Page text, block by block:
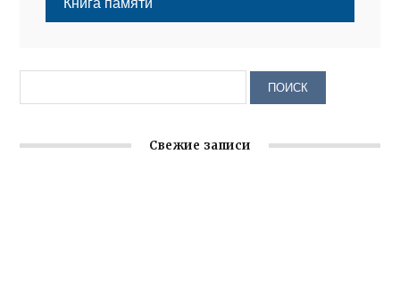
Свежие записи